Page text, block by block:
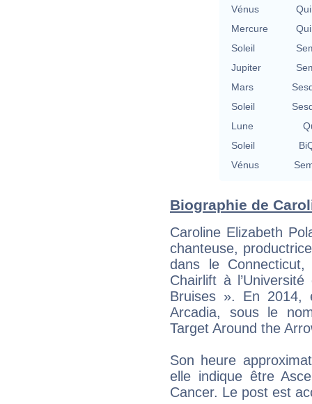
Vénus
Mercure
Soleil
Jupiter
Mars
Soleil
Lune
Soleil
Vénus
Biographie de
Caroline Elizabeth
chanteuse,
dans le
Chairlift à
Bruises ». En 2014,
Arcadia, sous le
Target Around the
Son heure
elle indique être
Cancer. Le post est